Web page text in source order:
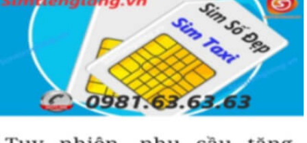
Trong mọi cuộc mua bán, người nhanh tay là người chiến
thắng. Sim số đẹp đôi khi cũng như vật giá leo thang ngày
hôm nay giá thấp nhưng ngày mai có thể tăng phi mã, số
tiền bạn dự định bỏ ra có thể nhanh chóng vượt khung trần.
Bạn cũng sẽ không có nhiều thời gian để do dự, bởi kho
sim giảm giá sẽ ngày càng cạn kiệt và đến khi đó dù sim số
xấu nhưng giá bán cao cũng là điều hết sức bình thường.
Đôi khi có một số khách hàng chuyên đi săn lùng những